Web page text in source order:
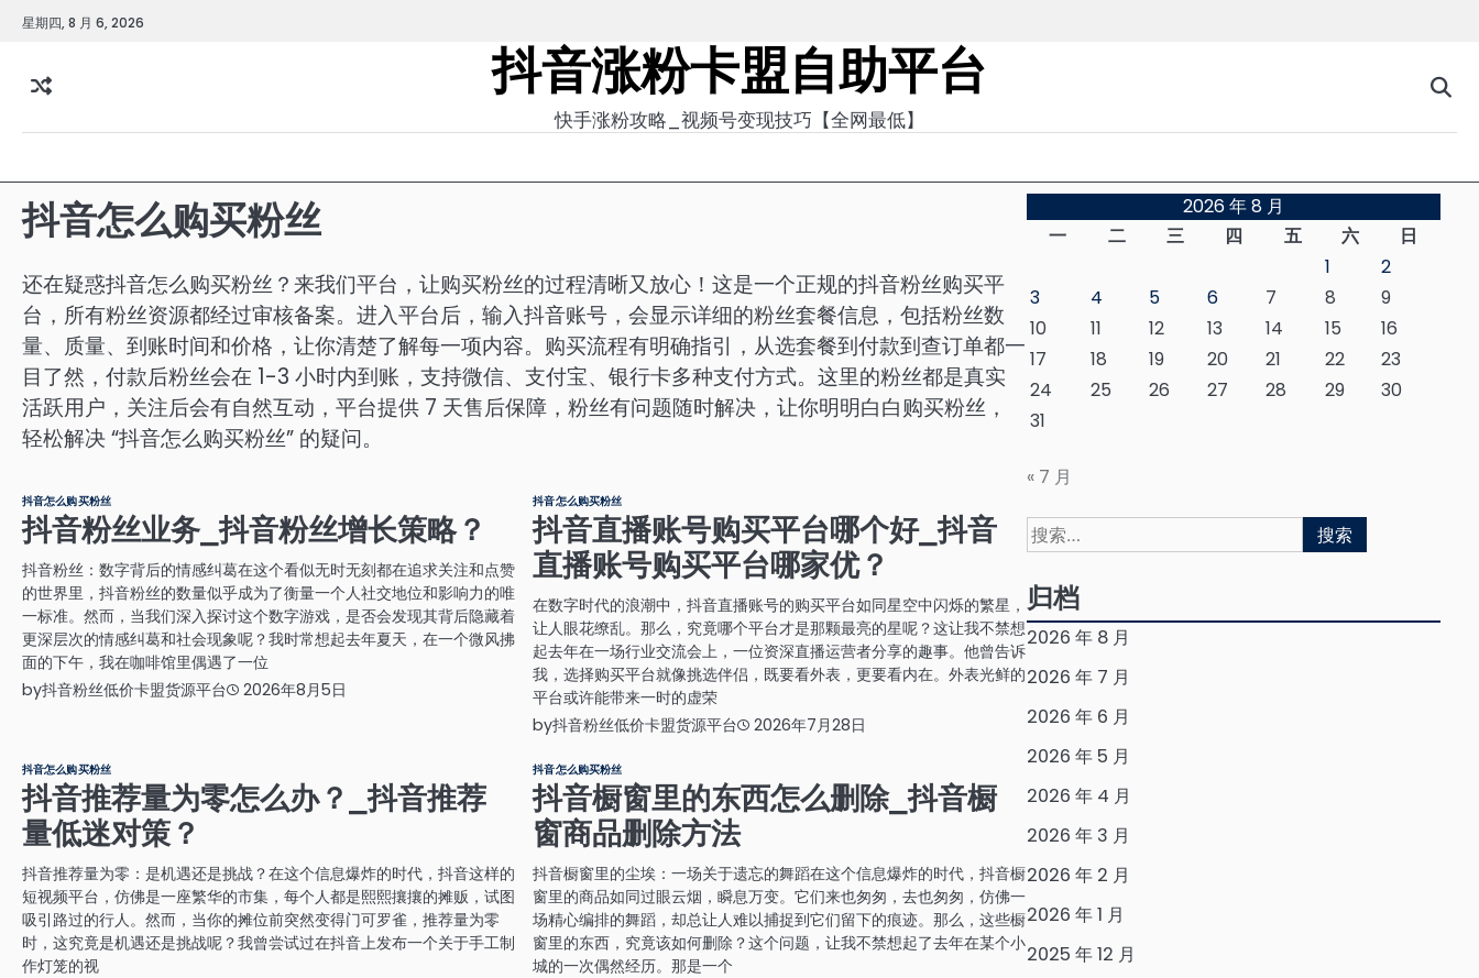
Skip星期四, 8 月 6, 2026
抖音涨粉卡盟自助平台
快手涨粉攻略_视频号变现技巧【全网最低】
抖音怎么购买粉丝
还在疑惑抖音怎么购买粉丝？来我们平台，让购买粉丝的过程清晰又放心！这是一个正规的抖音粉丝购买平
台，所有粉丝资源都经过审核备案。进入平台后，输入抖音账号，会显示详细的粉丝套餐信息，包括粉丝数
量、质量、到账时间和价格，让你清楚了解每一项内容。购买流程有明确指引，从选套餐到付款到查订单都一
目了然，付款后粉丝会在 1-3 小时内到账，支持微信、支付宝、银行卡多种支付方式。这里的粉丝都是真实
活跃用户，关注后会有自然互动，平台提供 7 天售后保障，粉丝有问题随时解决，让你明明白白购买粉丝，
轻松解决 “抖音怎么购买粉丝” 的疑问。
抖音怎么购买粉丝
抖音粉丝业务_抖音粉丝增长策略？
抖音粉丝：数字背后的情感纠葛在这个看似无时无刻都在追求关注和点赞
的世界里，抖音粉丝的数量似乎成为了衡量一个人社交地位和影响力的唯
一标准。然而，当我们深入探讨这个数字游戏，是否会发现其背后隐藏着
更深层次的情感纠葛和社会现象呢？我时常想起去年夏天，在一个微风拂
面的下午，我在咖啡馆里偶遇了一位
by抖音粉丝低价卡盟货源平台 2026年8月5日
抖音怎么购买粉丝
抖音直播账号购买平台哪个好_抖音
直播账号购买平台哪家优？
在数字时代的浪潮中，抖音直播账号的购买平台如同星空中闪烁的繁星，
让人眼花缭乱。那么，究竟哪个平台才是那颗最亮的星呢？这让我不禁想
起去年在一场行业交流会上，一位资深直播运营者分享的趣事。他曾告诉
我，选择购买平台就像挑选伴侣，既要看外表，更要看内在。外表光鲜的
平台或许能带来一时的虚荣
by抖音粉丝低价卡盟货源平台 2026年7月28日
抖音怎么购买粉丝
抖音推荐量为零怎么办？_抖音推荐
量低迷对策？
抖音推荐量为零：是机遇还是挑战？在这个信息爆炸的时代，抖音这样的
短视频平台，仿佛是一座繁华的市集，每个人都是熙熙攘攘的摊贩，试图
吸引路过的行人。然而，当你的摊位前突然变得门可罗雀，推荐量为零
时，这究竟是机遇还是挑战呢？我曾尝试过在抖音上发布一个关于手工制
作灯笼的视
抖音怎么购买粉丝
抖音橱窗里的东西怎么删除_抖音橱
窗商品删除方法
抖音橱窗里的尘埃：一场关于遗忘的舞蹈在这个信息爆炸的时代，抖音橱
窗里的商品如同过眼云烟，瞬息万变。它们来也匆匆，去也匆匆，仿佛一
场精心编排的舞蹈，却总让人难以捕捉到它们留下的痕迹。那么，这些橱
窗里的东西，究竟该如何删除？这个问题，让我不禁想起了去年在某个小
城的一次偶然经历。那是一个
2026 年 8 月
一
二 三 四 五 六
日
1
2
3
4 5 6 7 8
9
10
11 12 13 14 15
16
17
18 19 20 21 22
23
24
25 26 27 28 29
30
31
« 7 月
搜
索：
归档
2026 年 8 月
2026 年 7 月
2026 年 6 月
2026 年 5 月
2026 年 4 月
2026 年 3 月
2026 年 2 月
2026 年 1 月
2025 年 12 月